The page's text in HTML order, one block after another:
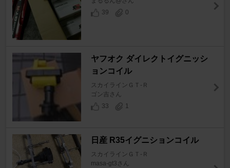
39
0
ヤフオク ダイレクトイグニッシ
ョンコイル
スカイラインＧＴ‐Ｒ
ゴン吉さん
33
1
日産 R35イグニションコイル
スカイラインＧＴ‐Ｒ
masa-gt3さん